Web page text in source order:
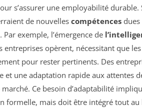
s’assurer une employabilité
de nouvelles compétences
exemple, l’émergence de
entreprises opèrent, nécessitant que
pour rester pertinents. Des
et une adaptation rapide aux attentes
Ce besoin d’adaptabilité
formelle, mais doit être intégré tout